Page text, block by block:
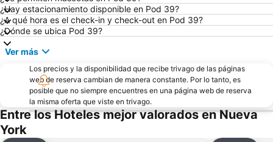
34th St Penn Station Metro Station
Fifth Avenue
Upper West Side
Fort Greene
Fort Greene Park
50th St Metro Station
47th Street Theatre
3rd Ave Metro Station
Javits Center
Central Park SummerStage
Manhattan Cruise Terminal
Bowery
¿Hay estacionamiento disponible en Pod 39?
¿A qué hora es el check-in y check-out en Pod 39?
¿Dónde se ubica Pod 39?
Ver más
Los precios y la disponibilidad que recibe trivago de las páginas
web de reserva cambian de manera constante. Por lo tanto, es
posible que no siempre encuentres en una página web de reserva
la misma oferta que viste en trivago.
Entre los Hoteles mejor valorados en Nueva
York